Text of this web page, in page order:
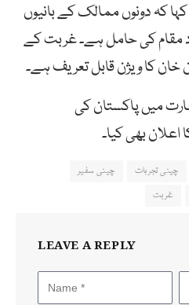
کہ دونوں ممالک کے بانیوں
مقام کی حامل ہے۔ غربت کے
کا ویژن قابل تعریف ہے۔
میں پاکستان کی
اعلان بھی کیا۔
چینی تجربات
چینی سفیر
غربت
LEAVE A REPLY